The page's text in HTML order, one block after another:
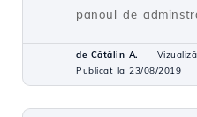
panoul de
de Cătălin A.
Publicat la 23/08/2019